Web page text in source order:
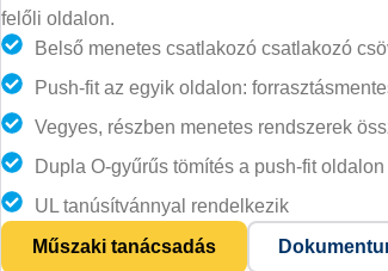
felőli oldalon.
Belső menetes csatlakozó csatlakozó
Push-fit az egyik oldalon:
Vegyes, részben menetes rendszerek
Dupla O-gyűrűs tömítés a push-fit oldalon
UL tanúsítvánnyal rendelkezik
Műszaki tanácsadás